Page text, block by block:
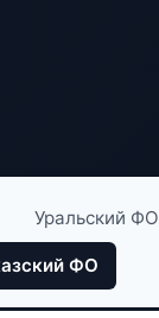
Уральский ФО
ФО